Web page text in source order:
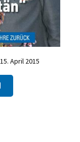
April 2015